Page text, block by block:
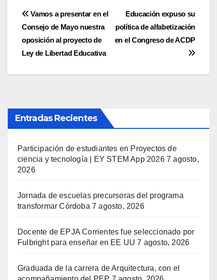
Navegación
de
entradas
Educación expuso su
política de alfabetización
en el Congreso de ACDP
Vamos a presentar en el
Consejo de Mayo nuestra
oposición al proyecto de
Ley de Libertad Educativa
Entradas Recientes
Participación de estudiantes en Proyectos de
ciencia y tecnología | EY STEM App 2026 7 agosto,
2026
Jornada de escuelas precursoras del programa
transformar Córdoba 7 agosto, 2026
Docente de EPJA Corrientes fue seleccionado por
Fulbright para enseñar en EE UU 7 agosto, 2026
Graduada de la carrera de Arquitectura, con el